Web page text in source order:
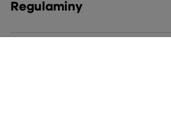
Regulaminy